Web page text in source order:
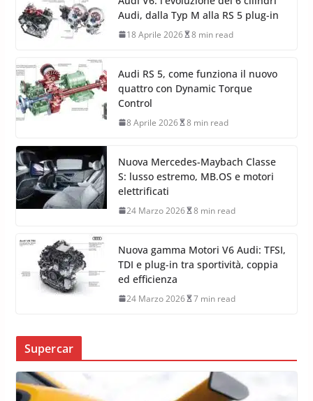
Audi, dalla Typ M alla RS 5 plug-in
18 Aprile 2026 8 min read
Audi RS 5, come funziona il nuovo
quattro con Dynamic Torque
Control
8 Aprile 2026 8 min read
Nuova Mercedes-Maybach Classe
S: lusso estremo, MB.OS e motori
elettrificati
24 Marzo 2026 8 min read
Nuova gamma Motori V6 Audi: TFSI,
TDI e plug-in tra sportività, coppia
ed efficienza
24 Marzo 2026 7 min read
Supercar